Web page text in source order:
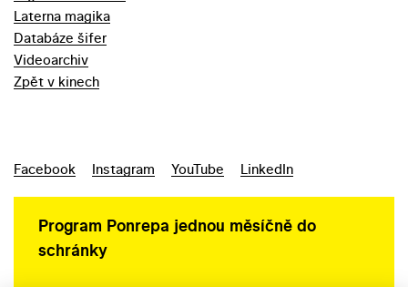
Laterna magika
Databáze šifer
Videoarchiv
Zpět v kinech
Facebook Instagram YouTube LinkedIn
Program Ponrepa jednou měsíčně do
schránky